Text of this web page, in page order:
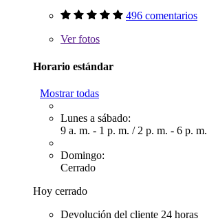
496 comentarios
Verfotos
Horario estándar
Mostrar todas
Lunes a sábado:
9 a. m. - 1 p. m. / 2 p. m. - 6 p. m.
Domingo:
Cerrado
Hoy cerrado
Devolución del cliente 24 horas